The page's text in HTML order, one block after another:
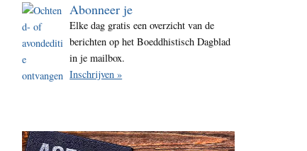
Abonneer je
Elke dag gratis een overzicht van de
berichten op het Boeddhistisch Dagblad
in je mailbox.
Inschrijven »